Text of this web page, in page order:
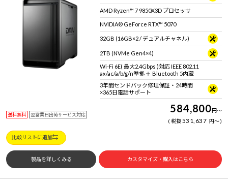
AMD Ryzen™ 7 9850X3D プロセッサ
NVIDIA® GeForce RTX™ 5070
32GB (16GB×2 / デュアルチャネル)
2TB (NVMe Gen4×4)
Wi-Fi 6E( 最大2.4Gbps )対応 IEEE 802.11
ax/ac/a/b/g/n準拠 ＋ Bluetooth 5内蔵
3年間センドバック修理保証・24時間
×365日電話サポート
送料無料 翌営業日出荷サービス対応 584,800円～
税抜531,637 円～
比較リストに追加
製品を詳しくみる カスタマイズ・購入はこちら